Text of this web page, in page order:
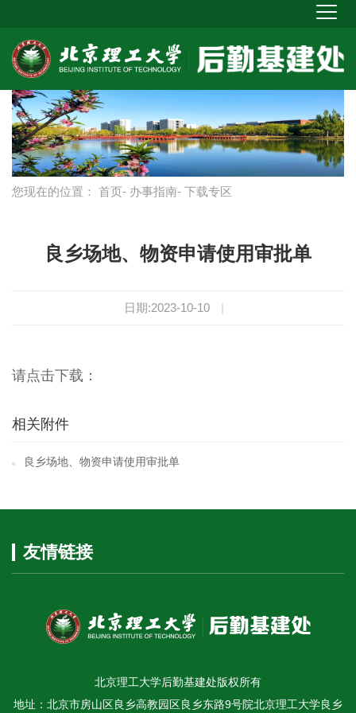
您现在的位置： 首页- 办事指南- 下载专区
良乡场地、物资申请使用审批单
日期:2023-10-10 |
请点击下载：
相关附件
良乡场地、物资申请使用审批单
友情链接
北京理工大学后勤基建处版权所有
地址：北京市房山区良乡高教园区良乡东路9号院北京理工大学良乡